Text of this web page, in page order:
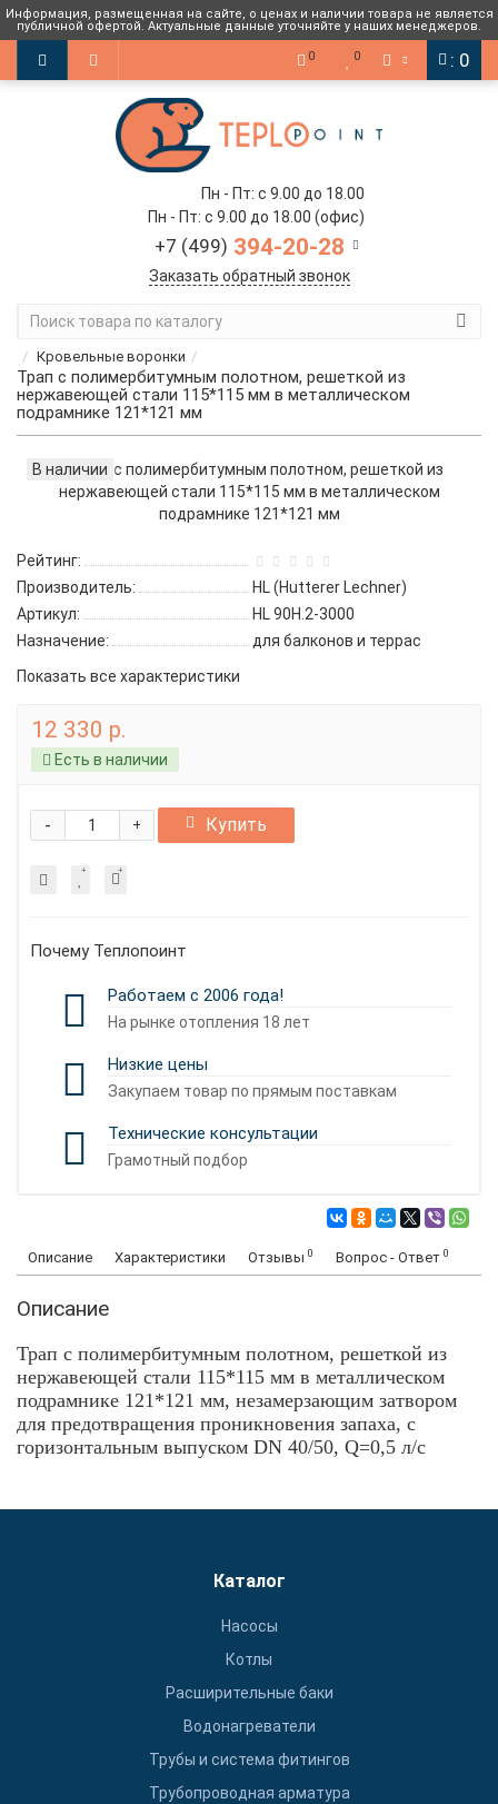
: 0
0 0
Пн - Пт: с 9.00 до 18.00
Пн - Пт: с 9.00 до 18.00 (офис)
+7 (499) 394-20-28
Заказать обратный звонок
Кровельные воронки
Трап с полимербитумным полотном, решеткой из
нержавеющей стали 115*115 мм в металлическом
подрамнике 121*121 мм
В наличии
Рейтинг:
Производитель:
HL (Hutterer Lechner)
Артикул:
HL 90H.2-3000
Назначение:
для балконов и террас
Показать все характеристики
12 330 р.
Есть в наличии
+
- Купить
Почему Теплопоинт
Работаем с 2006 года!
На рынке отопления 18 лет
Низкие цены
Закупаем товар по прямым поставкам
Технические консультации
Грамотный подбор
Описание Характеристики Отзывы 0 Вопрос - Ответ 0
Описание
Трап с полимербитумным полотном, решеткой из
нержавеющей стали 115*115 мм в металлическом
подрамнике 121*121 мм, незамерзающим затвором
для предотвращения проникновения запаха, с
горизонтальным выпуском DN 40/50, Q=0,5 л/с
Каталог
Насосы
Котлы
Расширительные баки
Водонагреватели
Трубы и система фитингов
Трубопроводная арматура